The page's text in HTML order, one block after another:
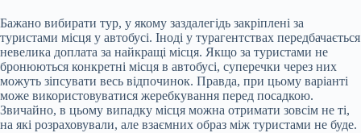
Бажано вибирати тур, у якому заздалегідь закріплені за
туристами місця у автобусі. Іноді у турагентствах передбачається
невелика доплата за найкращі місця. Якщо за туристами не
бронюються конкретні місця в автобусі, суперечки через них
можуть зіпсувати весь відпочинок. Правда, при цьому варіанті
може використовуватися жеребкування перед посадкою.
Звичайно, в цьому випадку місця можна отримати зовсім не ті,
на які розраховували, але взаємних образ між туристами не буде.